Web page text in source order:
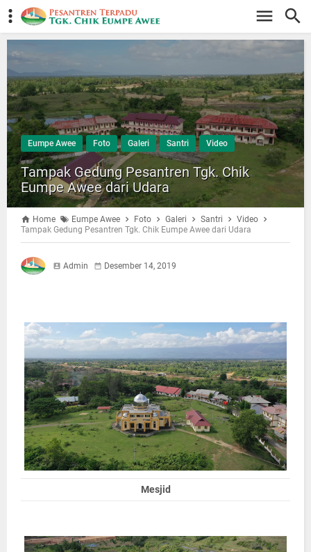
Eumpe Awee Foto Galeri Santri Video
Tampak Gedung Pesantren Tgk. Chik
Eumpe Awee dari Udara
Home Eumpe Awee Foto Galeri Santri
Video
Tampak Gedung Pesantren Tgk. Chik Eumpe Awee dari Udara
Admin Desember 14, 2019
Mesjid